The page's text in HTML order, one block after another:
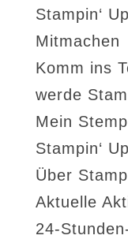
Stampin‘
Mitmachen
Komm ins
werde
Mein
Stampin‘
Über
Aktuelle
24-